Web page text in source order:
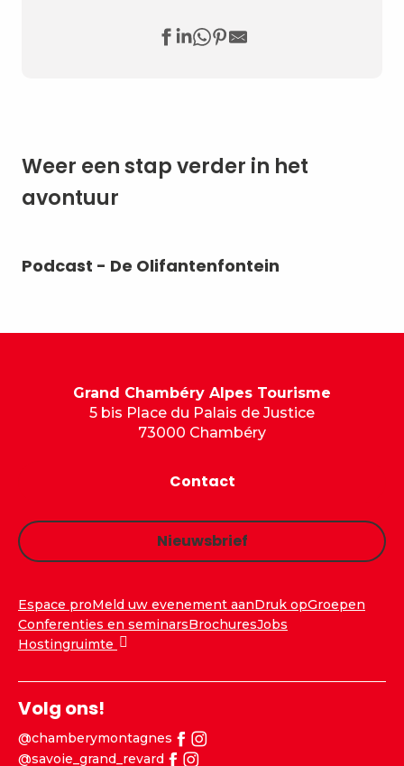
Weer een stap verder in het
avontuur
Podcast - De Olifantenfontein
Grand Chambéry Alpes Tourisme
5 bis Place du Palais de Justice
73000 Chambéry
Contact
Nieuwsbrief
Espace proMeld uw evenement aanDruk opGroepen
Conferenties en seminarsBrochuresJobs
Hostingruimte
Volg ons!
@chamberymontagnes
@savoie_grand_revard